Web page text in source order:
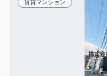
賃貸マンション